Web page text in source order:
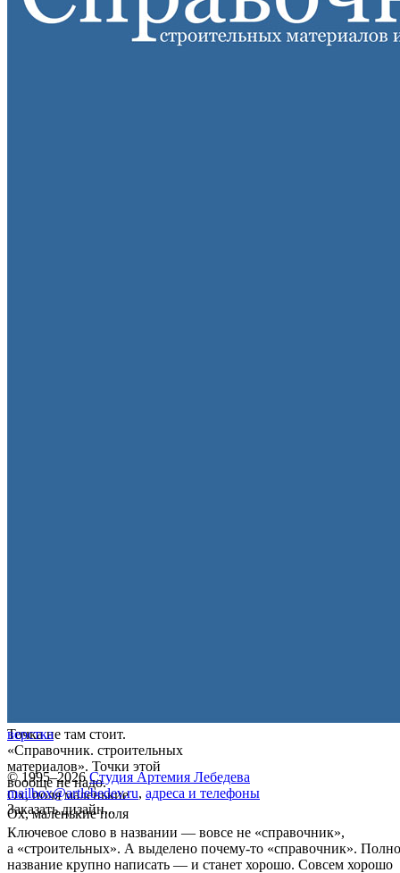
Точка не там стоит.
«Справочник. строительных
материалов». Точки этой
вообще не надо.
Ох, поля маленькие
Ох, маленькие поля
Ключевое слово в названии — вовсе не «справочник»,
а «строительных». А выделено почему-то «справочник».
название крупно написать — и станет хорошо. Совсем хорошо
верстка
© 1995–2026 Студия Артемия Лебедева
mailbox@artlebedev.ru, адреса и телефоны
Заказать дизайн...